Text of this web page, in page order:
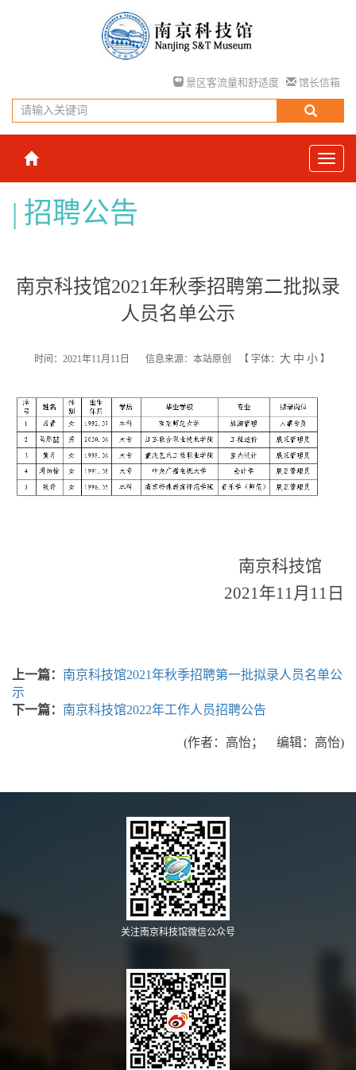
景区客流量和舒适度 馆长信箱
招聘公告
南京科技馆2021年秋季招聘第二批拟录
人员名单公示
时间：2021年11月11日 信息来源：本站原创 【 字体： 大 中 小 】
南京科技馆
2021年11月 11 日
上一篇： 南京科技馆2021年秋季招聘第一批拟录人员名单公
示
下一篇： 南京科技馆2022年工作人员招聘公告
(作者：高怡； 编辑：高怡)
关注南京科技馆微信公众号